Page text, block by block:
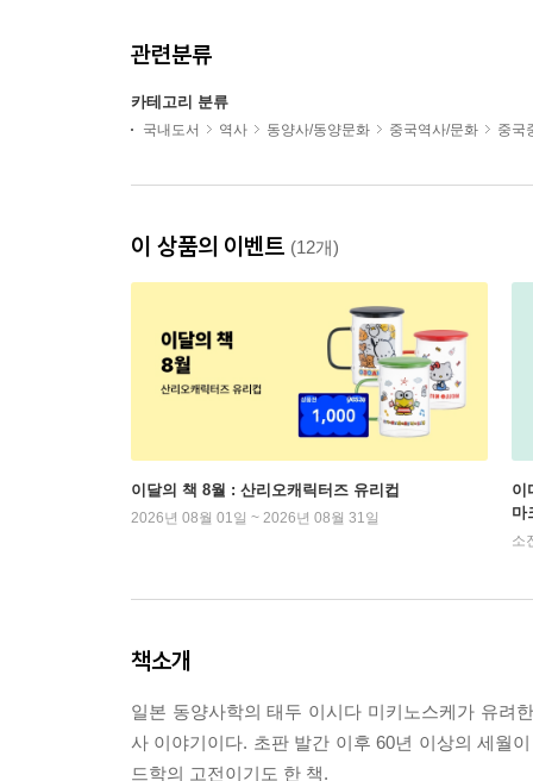
관련분류
카테고리 분류
국내도서 역사 동양사/동양문화 중국역사/문화 중국
이 상품의 이벤트 (12개)
이달의 책 8월 : 산리오캐릭터즈 유리컵
2026년 08월 01일 ~ 2026년 08월 31일
이
마
소
책소개
일본 동양사학의 태두 이시다 미키노스케가 유려
사 이야기이다. 초판 발간 이후 60년 이상의 세월
드학의 고전이기도 한 책.